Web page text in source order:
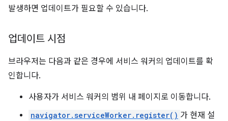
발생하면 업데이트가 필요할 수 있습니다.
업데이트 시점
브라우저는 다음과 같은 경우에 서비스 워커의 업데이트를 확
인합니다.
사용자가 서비스 워커의 범위 내 페이지로 이동합니다.
navigator.serviceWorker.register() 가 현재 설